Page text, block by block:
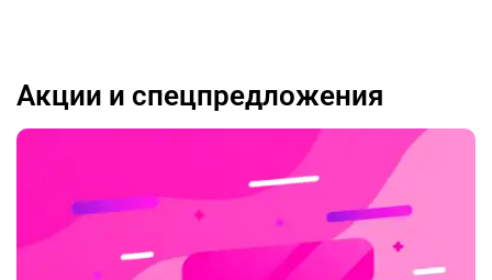
Акции и спецпредложения